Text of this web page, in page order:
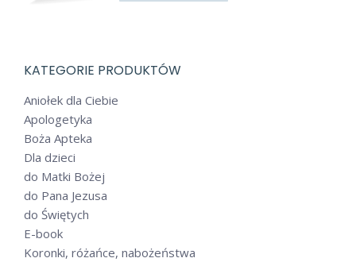
KATEGORIE PRODUKTÓW
Aniołek dla Ciebie
Apologetyka
Boża Apteka
Dla dzieci
do Matki Bożej
do Pana Jezusa
do Świętych
E-book
Koronki, różańce, nabożeństwa